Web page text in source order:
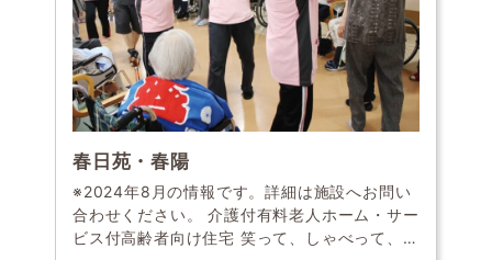
春日苑・春陽
※2024年8月の情報です。詳細は施設へお問い
合わせください。 介護付有料老人ホーム・サー
ビス付高齢者向け住宅 笑って、しゃべって、楽